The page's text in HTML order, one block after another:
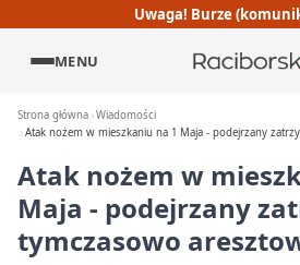
Uwaga! Burze
MENU
Strona główna Wiadomości
Atak nożem w mieszkaniu na 1 Maja - podejrzany
Atak nożem w
Maja - podejrzany
tymczasowo